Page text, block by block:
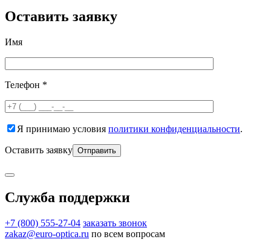
Оставить заявку
Имя
Телефон *
Я принимаю условия политики конфиденциальности.
Оставить заявку
Служба поддержки
+7 (800) 555-27-04 заказать звонок
zakaz@euro-optica.ru по всем вопросам